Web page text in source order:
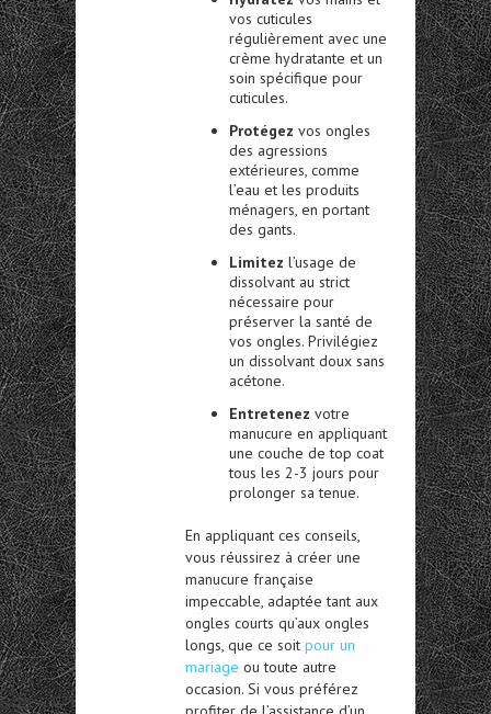
vos cuticules
régulièrement avec une
crème hydratante et un
soin spécifique pour
cuticules.
Protégez vos ongles
des agressions
extérieures, comme
l’eau et les produits
ménagers, en portant
des gants.
Limitez l’usage de
dissolvant au strict
nécessaire pour
préserver la santé de
vos ongles. Privilégiez
un dissolvant doux sans
acétone.
Entretenez votre
manucure en appliquant
une couche de top coat
tous les 2-3 jours pour
prolonger sa tenue.
En appliquant ces conseils,
vous réussirez à créer une
manucure française
impeccable, adaptée tant aux
ongles courts qu’aux ongles
longs, que ce soit pour un
mariage ou toute autre
occasion. Si vous préférez